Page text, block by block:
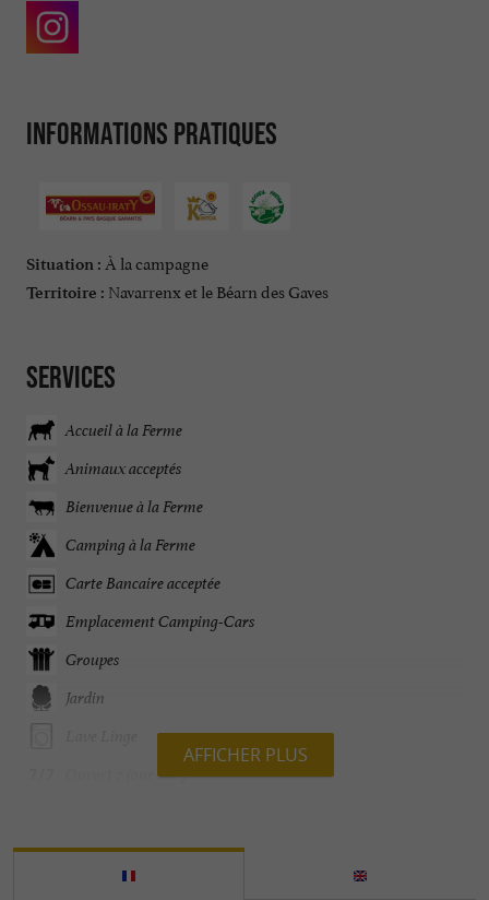
Informations pratiques
Situation : À la campagne
Territoire : Navarrenx et le Béarn des Gaves
Services
Accueil à la Ferme
Animaux acceptés
Bienvenue à la Ferme
Camping à la Ferme
Carte Bancaire acceptée
Emplacement Camping-Cars
Groupes
Jardin
Ouvert 7 jour sur 7
Parle anglais
Parle espagnol
AFFICHER PLUS